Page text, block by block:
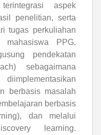
aspek
penelitian, serta
tugas perkuliahan
PPG.
pendekatan
sebagaimana
berbasis masalah
berbasis
dan melalui
learning.